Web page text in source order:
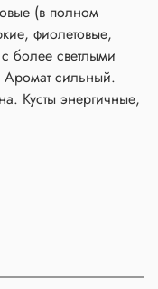
(в полном
фиолетовые,
более светлыми
Аромат сильный.
Кусты энергичные,